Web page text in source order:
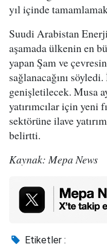
yıl içinde
Suudi Arabistan
aşamada ülkenin en
yapan Şam ve
sağlanacağını
genişletilecek. Musa
yatırımcılar için yeni
sektörüne ilave
belirtti.
Kaynak: Mepa News
Etiketler :